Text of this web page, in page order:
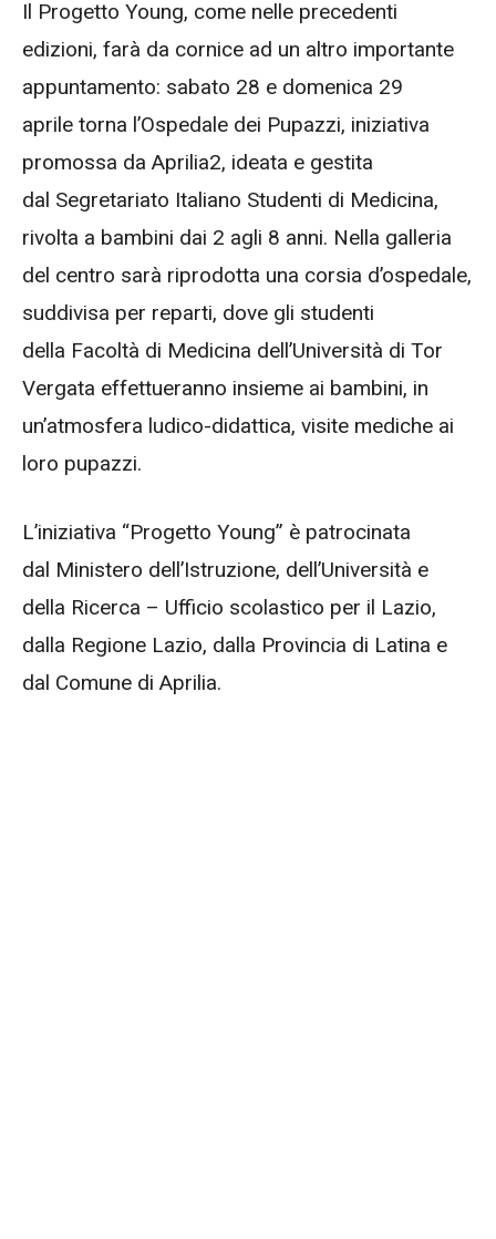
Il Progetto Young, come nelle precedenti
edizioni, farà da cornice ad un altro importante
appuntamento: sabato 28 e domenica 29
aprile torna l’Ospedale dei Pupazzi, iniziativa
promossa da Aprilia2, ideata e gestita
dal Segretariato Italiano Studenti di Medicina,
rivolta a bambini dai 2 agli 8 anni. Nella galleria
del centro sarà riprodotta una corsia d’ospedale,
suddivisa per reparti, dove gli studenti
della Facoltà di Medicina dell’Università di Tor
Vergata effettueranno insieme ai bambini, in
un’atmosfera ludico-didattica, visite mediche ai
loro pupazzi.
L’iniziativa “Progetto Young” è patrocinata
dal Ministero dell’Istruzione, dell’Università e
della Ricerca – Ufficio scolastico per il Lazio,
dalla Regione Lazio, dalla Provincia di Latina e
dal Comune di Aprilia.